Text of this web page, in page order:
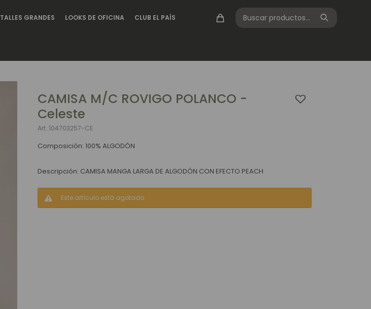
TALLES GRANDES LOOKS DE OFICINA CLUB EL PAÍS
CAMISA M/C ROVIGO POLANCO -
Celeste
104703257-CE
Composición: 100% ALGODÓN
Descripción: CAMISA MANGA LARGA DE ALGODÓN CON EFECTO PEACH
Este artículo está agotado.